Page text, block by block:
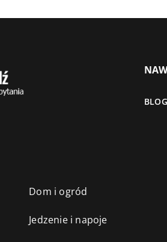
BLOG
Dom i ogród
Jedzenie i napoje